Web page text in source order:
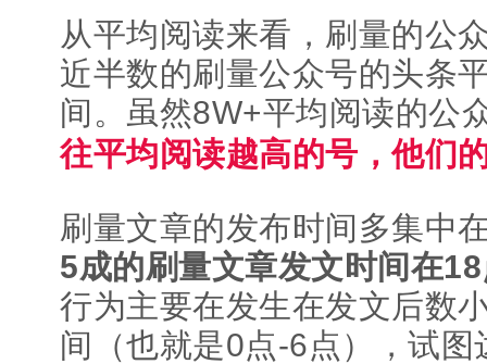
从平均阅读来看，刷量的公
近半数的刷量公众号的头条
间。虽然8W+平均阅读的公
往平均阅读越高的号，他们
刷量文章的发布时间多集中
5成的刷量文章发文时间在
行为主要在发生在发文后数
间（也就是0点-6点），试图